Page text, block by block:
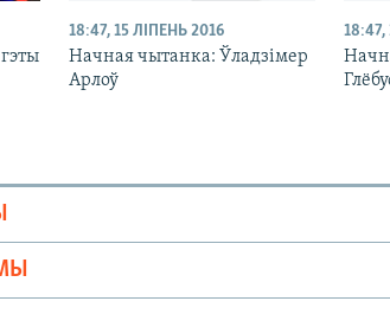
18:47, 15 ЛІПЕНЬ 2016
Начная чытанка: Ўладзімер
Арлоў
18:47,